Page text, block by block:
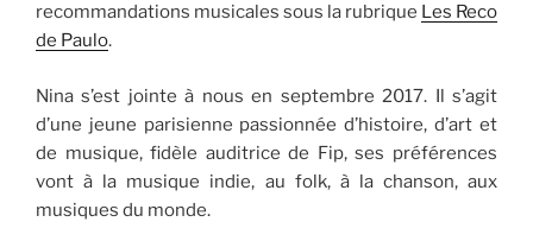
recommandations musicales sous la rubrique Les Reco
de Paulo.
Nina s’est jointe à nous en septembre 2017. Il s’agit
d’une jeune parisienne passionnée d’histoire, d’art et
de musique, fidèle auditrice de Fip, ses préférences
vont à la musique indie, au folk, à la chanson, aux
musiques du monde.